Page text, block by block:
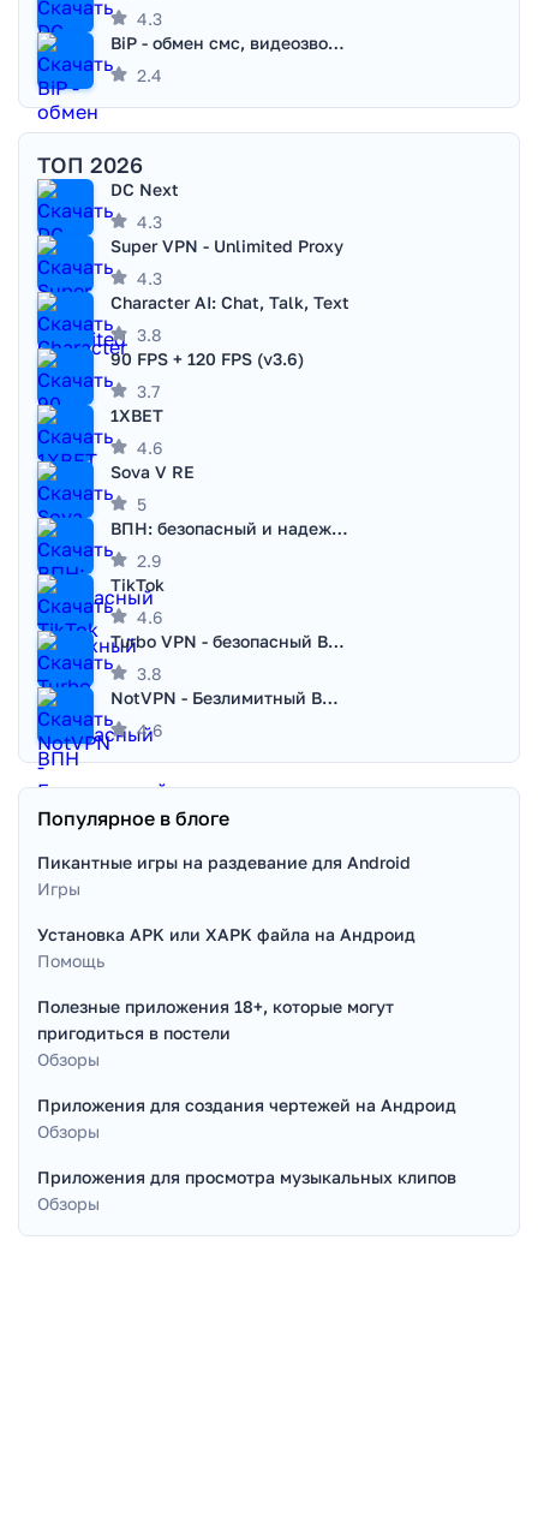
4.3
BiP - обмен смс, видеозвонками
2.4
ТОП 2026
DC Next
4.3
Super VPN - Unlimited Proxy
4.3
Character AI: Chat, Talk, Text
3.8
90 FPS + 120 FPS (v3.6)
3.7
1XBET
4.6
Sova V RE
5
ВПН: безопасный и надежный VPN
2.9
TikTok
4.6
Turbo VPN - безопасный ВПН
3.8
NotVPN - Безлимитный ВПН | VPN
4.6
Популярное в блоге
Пикантные игры на раздевание для Android
Игры
Установка APK или XAPK файла на Андроид
Помощь
Полезные приложения 18+, которые могут
пригодиться в постели
Обзоры
Приложения для создания чертежей на Андроид
Обзоры
Приложения для просмотра музыкальных клипов
Обзоры